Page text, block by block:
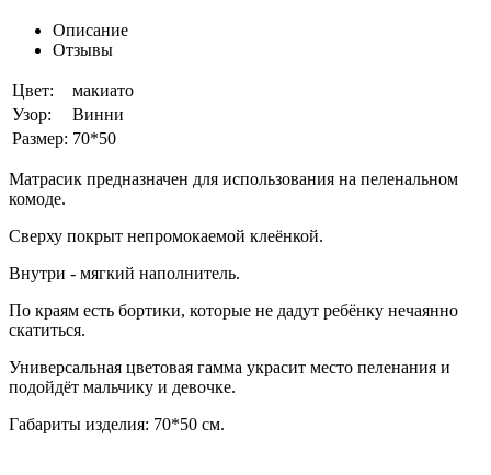
Описание
Отзывы
Цвет:
макиато
Узор:
Винни
Размер: 70*50
Матрасик предназначен для использования на пеленальном
комоде.
Сверху покрыт непромокаемой клеёнкой.
Внутри - мягкий наполнитель.
По краям есть бортики, которые не дадут ребёнку нечаянно
скатиться.
Универсальная цветовая гамма украсит место пеленания и
подойдёт мальчику и девочке.
Габариты изделия: 70*50 см.